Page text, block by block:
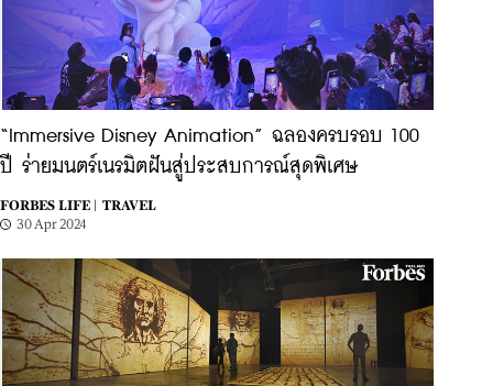
“Immersive Disney Animation” ฉลองครบรอบ 100
ปี ร่ายมนตร์เนรมิตฝันสู่ประสบการณ์สุดพิเศษ
FORBES LIFE |
TRAVEL
30 Apr 2024